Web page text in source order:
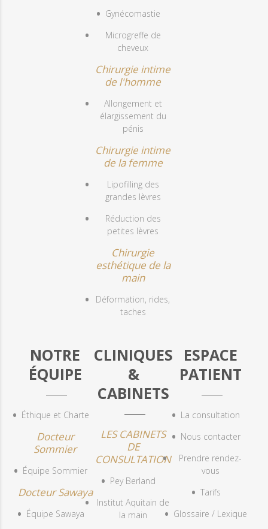
Gynécomastie
Microgreffe de
cheveux
Chirurgie intime
de l'homme
Allongement et
élargissement du
pénis
Chirurgie intime
de la femme
Lipofilling des
grandes lèvres
Réduction des
petites lèvres
Chirurgie
esthétique de la
main
Déformation, rides,
taches
NOTRE
ÉQUIPE
Éthique et Charte
Docteur
Sommier
Équipe Sommier
Docteur Sawaya
Équipe Sawaya
CLINIQUES
&
CABINETS
LES CABINETS
DE
CONSULTATION
Pey Berland
Institut Aquitain de
la main
ESPACE
PATIENT
La consultation
Nous contacter
Prendre rendez-
vous
Tarifs
Glossaire / Lexique